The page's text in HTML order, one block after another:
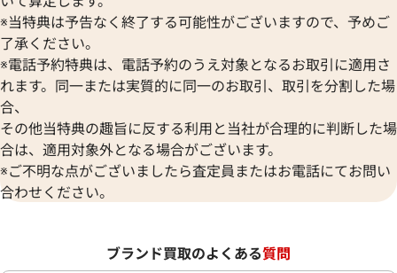
※当特典は予告なく終了する可能性がございますので、予めご
了承ください。
※電話予約特典は、電話予約のうえ対象となるお取引に適用さ
れます。同一または実質的に同一のお取引、取引を分割した場
合、
その他当特典の趣旨に反する利用と当社が合理的に判断した場
合は、適用対象外となる場合がございます。
※ご不明な点がございましたら査定員またはお電話にてお問い
合わせください。
ブランド買取のよくある質問